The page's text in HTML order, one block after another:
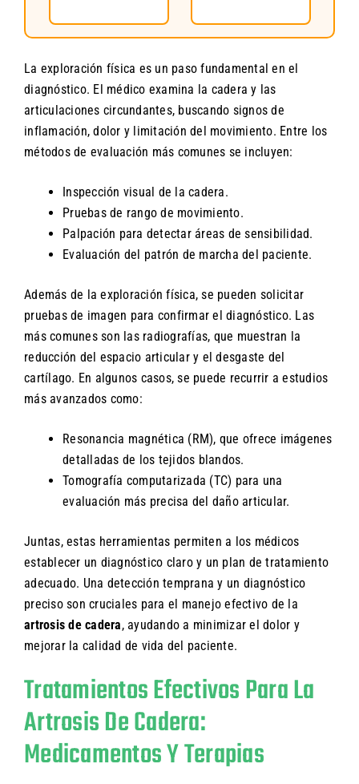
La exploración física es un paso fundamental en el
diagnóstico. El médico examina la cadera y las
articulaciones circundantes, buscando signos de
inflamación, dolor y limitación del movimiento. Entre los
métodos de evaluación más comunes se incluyen:
Inspección visual de la cadera.
Pruebas de rango de movimiento.
Palpación para detectar áreas de sensibilidad.
Evaluación del patrón de marcha del paciente.
Además de la exploración física, se pueden solicitar
pruebas de imagen para confirmar el diagnóstico. Las
más comunes son las radiografías, que muestran la
reducción del espacio articular y el desgaste del
cartílago. En algunos casos, se puede recurrir a estudios
más avanzados como:
Resonancia magnética (RM), que ofrece imágenes
detalladas de los tejidos blandos.
Tomografía computarizada (TC) para una
evaluación más precisa del daño articular.
Juntas, estas herramientas permiten a los médicos
establecer un diagnóstico claro y un plan de tratamiento
adecuado. Una detección temprana y un diagnóstico
preciso son cruciales para el manejo efectivo de la
artrosis de cadera, ayudando a minimizar el dolor y
mejorar la calidad de vida del paciente.
Tratamientos Efectivos Para La
Artrosis De Cadera:
Medicamentos Y Terapias